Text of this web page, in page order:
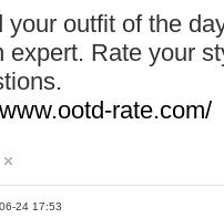
your outfit of the
expert. Rate your
rate.com/
24 17:53